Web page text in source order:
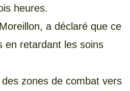
heures.
a déclaré que ce
en retardant les soins
zones de combat vers